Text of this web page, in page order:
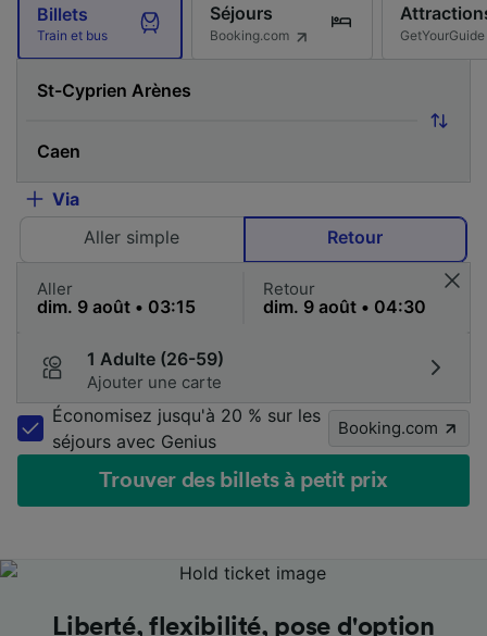
Billets
Train et bus
Séjours
Booking.com GetYourGuide
Via
Aller simple
Retour
Aller Retour
1 Adulte (26-59)
Ajouter une carte
Économisez jusqu'à 20 % sur les
séjours avec Genius
Booking.com
Trouver des billets à petit prix
Liberté, flexibilité, pose d'option
Un accompagnement aux petits
Les meilleurs prix en un coup d'œil
Liberté, flexibilité, pose d'option
Un accompagnement aux petits
Les meilleurs prix en un coup d'œil
Liberté, flexibilité, pose d'option
Un accompagnement aux petits
Les meilleurs prix en un coup d'œil